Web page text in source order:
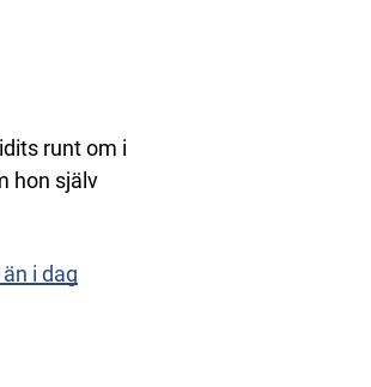
runt om i
hon själv
i dag